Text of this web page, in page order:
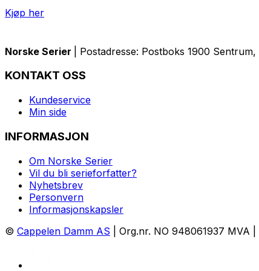
Kjøp her
Norske Serier | Postadresse: Postboks 1900
KONTAKT OSS
Kundeservice
Min side
INFORMASJON
Om Norske Serier
Vil du bli serieforfatter?
Nyhetsbrev
Personvern
Informasjonskapsler
© Cappelen Damm AS | Org.nr. NO 948061937 MVA |